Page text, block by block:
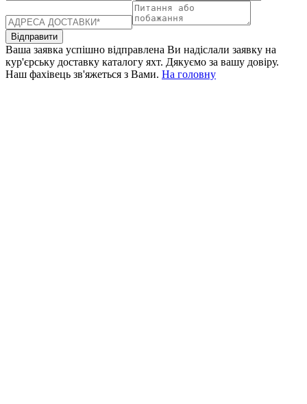
Відправити
Ваша заявка успішно відправлена Ви надіслали заявку на
кур'єрську доставку каталогу яхт. Дякуємо за вашу довіру.
Наш фахівець зв'яжеться з Вами. На головну